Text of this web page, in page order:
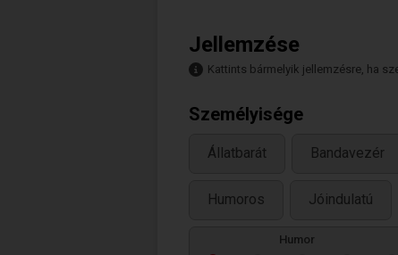
Jellemzése
Kattints bármelyik jellemzésre, ha
Személyisége
Állatbarát Bandavezér
Humoros Jóindulatú
Humor